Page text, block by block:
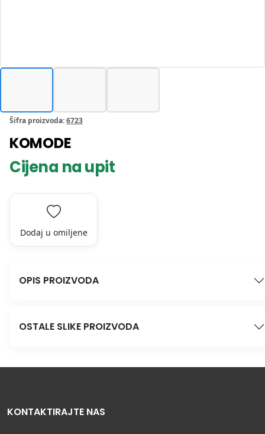
Šifra proizvoda:6723
KOMODE
Cijena na upit
Dodaj u omiljene
OPIS PROIZVODA
OSTALE SLIKE PROIZVODA
KONTAKTIRAJTE NAS